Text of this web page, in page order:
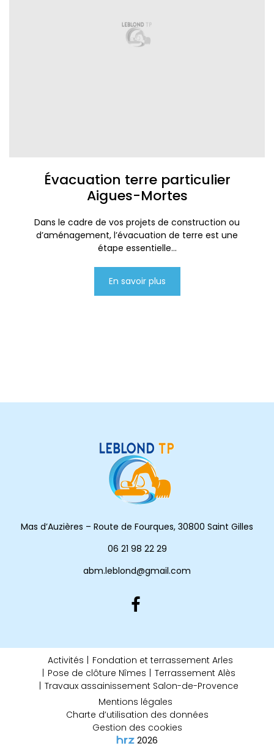
Évacuation terre particulier
Aigues-Mortes
Dans le cadre de vos projets de construction ou
d’aménagement, l’évacuation de terre est une
étape essentielle...
En savoir plus
Mas d’Auzières – Route de Fourques, 30800 Saint Gilles
06 21 98 22 29
abm.leblond@gmail.com
Activités
Fondation et terrassement Arles
Pose de clôture Nîmes
Terrassement Alès
Travaux assainissement Salon-de-Provence
Mentions légales
Charte d’utilisation des données
Gestion des cookies
2026